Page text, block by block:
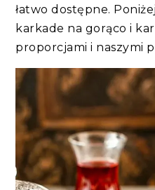
łatwo dostępne.
karkade na gorąco i
proporcjami i naszymi